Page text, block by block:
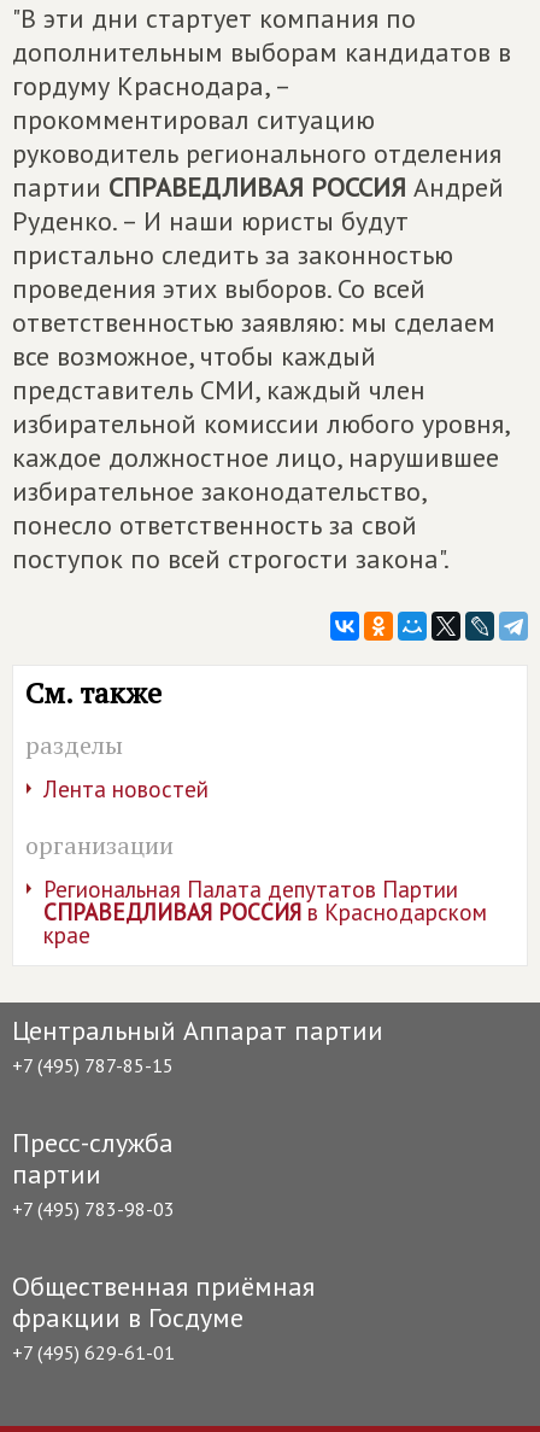
"В эти дни стартует компания по
дополнительным выборам кандидатов в
гордуму Краснодара, –
прокомментировал ситуацию
руководитель регионального отделения
партии СПРАВЕДЛИВАЯ РОССИЯ Андрей
Руденко. – И наши юристы будут
пристально следить за законностью
проведения этих выборов. Со всей
ответственностью заявляю: мы сделаем
все возможное, чтобы каждый
представитель СМИ, каждый член
избирательной комиссии любого уровня,
каждое должностное лицо, нарушившее
избирательное законодательство,
понесло ответственность за свой
поступок по всей строгости закона".
См. также
разделы
Лента новостей
организации
Региональная Палата депутатов Партии
СПРАВЕДЛИВАЯ РОССИЯв Краснодарском
крае
Центральный Аппарат партии
+7 (495) 787-85-15
Пресс-служба
партии
+7 (495) 783-98-03
Общественная приёмная
фракции в Госдуме
+7 (495) 629-61-01